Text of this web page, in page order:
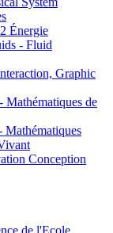
Énergie
- Fluid
Graphic
de
Conception
de l'Ecole